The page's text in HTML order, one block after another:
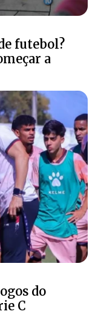
futebol?
a
do
C